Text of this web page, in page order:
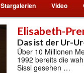
Stargalerien Video
Elisabeth-
Das ist der Ur-
Über 10 Millionen
1992 bereits die
Sissi gesehen …